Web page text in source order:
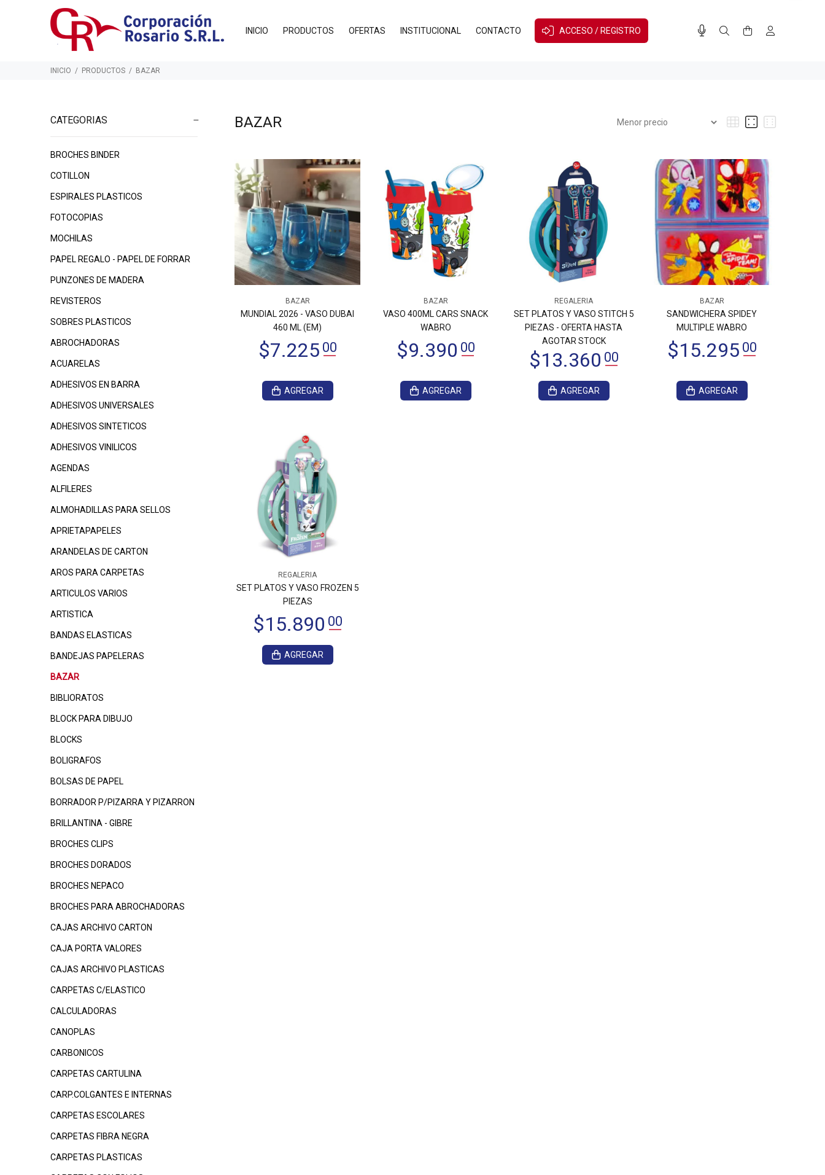
INICIO PRODUCTOS OFERTAS INSTITUCIONAL CONTACTO ACCESO / REGISTRO
INICIO PRODUCTOS BAZAR
CATEGORIAS
BROCHES BINDER
COTILLON
ESPIRALES PLASTICOS
FOTOCOPIAS
MOCHILAS
PAPEL REGALO - PAPEL DE FORRAR
PUNZONES DE MADERA
REVISTEROS
SOBRES PLASTICOS
ABROCHADORAS
ACUARELAS
ADHESIVOS EN BARRA
ADHESIVOS UNIVERSALES
ADHESIVOS SINTETICOS
ADHESIVOS VINILICOS
AGENDAS
ALFILERES
ALMOHADILLAS PARA SELLOS
APRIETAPAPELES
ARANDELAS DE CARTON
AROS PARA CARPETAS
ARTICULOS VARIOS
ARTISTICA
BANDAS ELASTICAS
BANDEJAS PAPELERAS
BAZAR
BIBLIORATOS
BLOCK PARA DIBUJO
BLOCKS
BOLIGRAFOS
BOLSAS DE PAPEL
BORRADOR P/PIZARRA Y PIZARRON
BRILLANTINA - GIBRE
BROCHES CLIPS
BROCHES DORADOS
BROCHES NEPACO
BROCHES PARA ABROCHADORAS
CAJAS ARCHIVO CARTON
CAJA PORTA VALORES
CAJAS ARCHIVO PLASTICAS
CARPETAS C/ELASTICO
CALCULADORAS
CANOPLAS
CARBONICOS
CARPETAS CARTULINA
CARP.COLGANTES E INTERNAS
CARPETAS ESCOLARES
CARPETAS FIBRA NEGRA
CARPETAS PLASTICAS
BAZAR
BAZAR
MUNDIAL 2026 - VASO DUBAI
460 ML (EM)
AGREGAR
BAZAR
VASO 400ML CARS SNACK
WABRO
00
AGREGAR
REGALERIA
SET PLATOS Y VASO STITCH 5
PIEZAS - OFERTA HASTA
AGOTAR STOCK
$13.360 00
AGREGAR
BAZAR
SANDWICHERA SPIDEY
MULTIPLE WABRO
$15.295
AGREGAR
REGALERIA
SET PLATOS Y VASO FROZEN 5
PIEZAS
AGREGAR